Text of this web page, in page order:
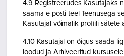
4.9 Registreerudes Kasutajaks
saama e-posti teel Teenusega
Kasutajal võimalik profiili sätete
4.10 Kasutajal on õigus saada
loodud ja Arhiveeritud